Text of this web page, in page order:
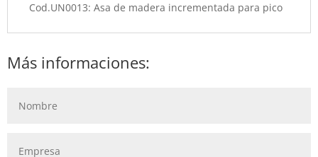
Cod.UN0013: Asa de madera incrementada para pico
Más informaciones: